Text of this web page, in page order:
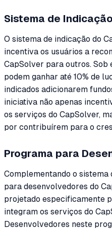
Sistema de Indicação
O sistema de indicação do
incentiva os usuários a
CapSolver para outros. Sob
podem ganhar até 10% de
indicados adicionarem
iniciativa não apenas
os serviços do CapSolver,
por contribuírem para o
Programa para
Complementando o
para desenvolvedores do
projetado especificamente
integram os serviços do
Desenvolvedores neste